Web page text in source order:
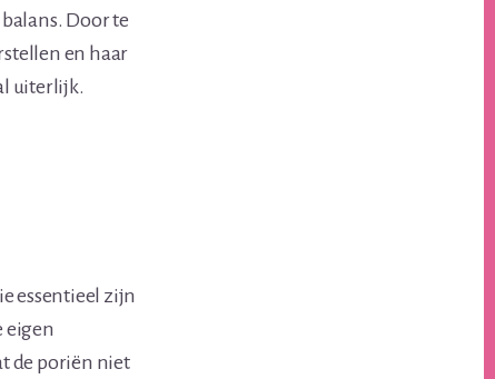
Door te
en haar
uiterlijk.
essentieel zijn
eigen
de poriën niet